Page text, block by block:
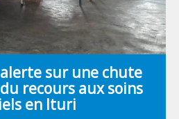
alerte sur une chute
recours aux soins
en Ituri